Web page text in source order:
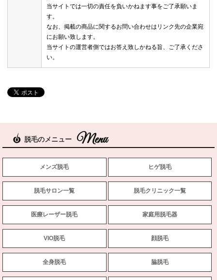
当サイトでは一切の責任を負いかねます事をご了承願いま
す。
なお、掲載の商品に関するお問い合わせはリンク先の企業宛
にお願い致します。
当サイトの運営者側ではお答え致しかねる旨、ご了承くださ
い。
脱毛のメニュー
メンズ脱毛 ヒゲ脱毛
脱毛サロン一覧 脱毛クリニック一覧
医療レーザー脱毛 家庭用脱毛器
VIO脱毛 顔脱毛
全身脱毛 脇脱毛